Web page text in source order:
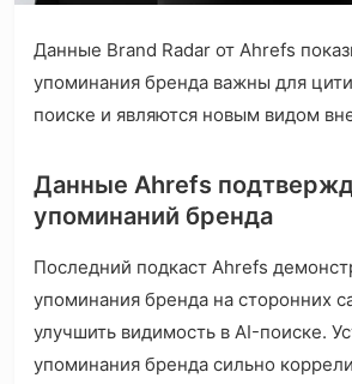
Данные Brand Radar от Ahrefs
упоминания бренда важны для
поиске и являются новым видом
Данные Ahrefs
упоминаний бренда
Последний подкаст Ahrefs
упоминания бренда на сторонних
улучшить видимость в AI-поиске.
упоминания бренда сильно